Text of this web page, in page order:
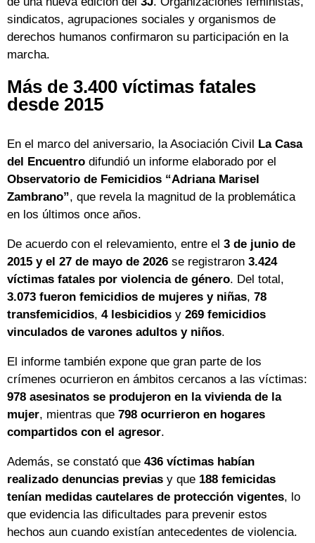
sindicatos, agrupaciones sociales y organismos de
derechos humanos confirmaron su participación en la
marcha.
Más de 3.400 víctimas fatales
desde 2015
En el marco del aniversario, la Asociación Civil
La Casa
del Encuentro difundió un informe elaborado por el
Observatorio de Femicidios “Adriana Marisel
Zambrano”, que revela la magnitud de la problemática
en los últimos once años.
De acuerdo con el relevamiento, entre el 3 de junio de
2015 y el 27 de mayo de 2026 se registraron 3.424
víctimas fatales por violencia de género. Del total,
3.073 fueron femicidios de mujeres y niñas, 78
transfemicidios, 4 lesbicidios y 269 femicidios
vinculados de varones adultos y niños.
El informe también expone que gran parte de los
crímenes ocurrieron en ámbitos cercanos a las víctimas:
978 asesinatos se produjeron en la vivienda de la
mujer, mientras que 798 ocurrieron en hogares
compartidos con el agresor.
Además, se constató que 436 víctimas habían
realizado denuncias previas y que 188 femicidas
tenían medidas cautelares de protección vigentes, lo
que evidencia las dificultades para prevenir estos
hechos aun cuando existían antecedentes de violencia.